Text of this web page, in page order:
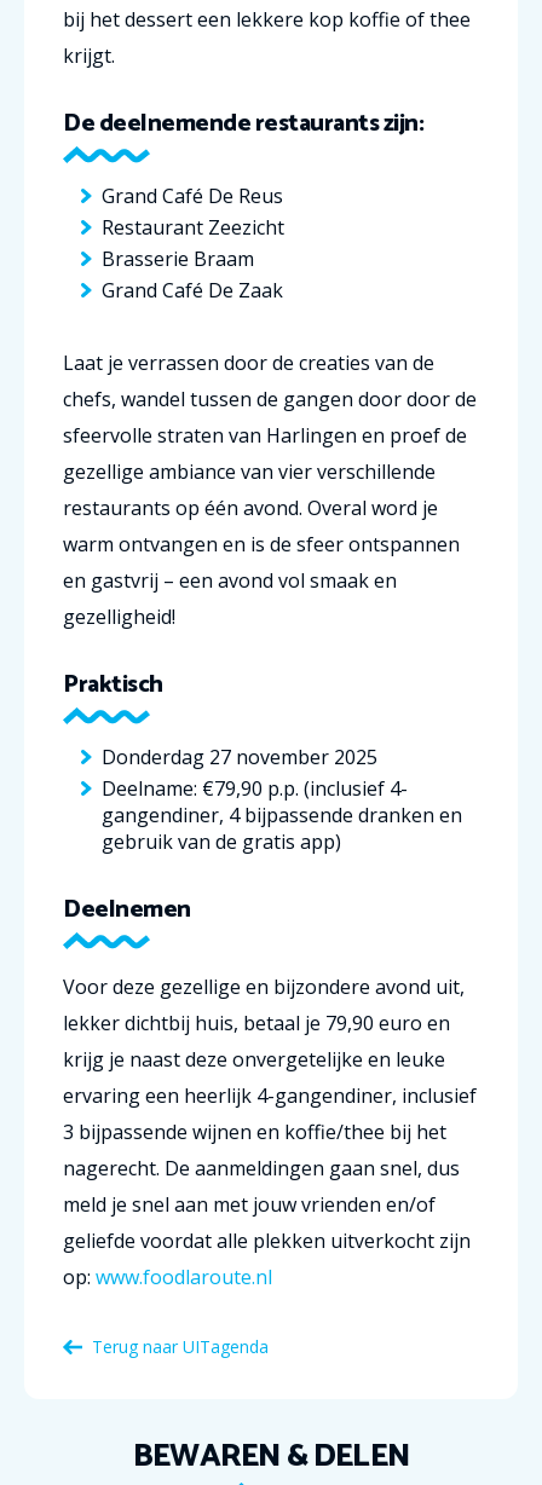
bij het dessert een lekkere kop koffie of thee
krijgt.
De deelnemende restaurants zijn:
Grand Café De Reus
Restaurant Zeezicht
Brasserie Braam
Grand Café De Zaak
Laat je verrassen door de creaties van de
chefs, wandel tussen de gangen door door de
sfeervolle straten van Harlingen en proef de
gezellige ambiance van vier verschillende
restaurants op één avond. Overal word je
warm ontvangen en is de sfeer ontspannen
en gastvrij – een avond vol smaak en
gezelligheid!
Praktisch
Donderdag 27 november 2025
Deelname: €79,90 p.p. (inclusief 4-
gangendiner, 4 bijpassende dranken en
gebruik van de gratis app)
Deelnemen
Voor deze gezellige en bijzondere avond uit,
lekker dichtbij huis, betaal je 79,90 euro en
krijg je naast deze onvergetelijke en leuke
ervaring een heerlijk 4-gangendiner, inclusief
3 bijpassende wijnen en koffie/thee bij het
nagerecht. De aanmeldingen gaan snel, dus
meld je snel aan met jouw vrienden en/of
geliefde voordat alle plekken uitverkocht zijn
op: www.foodlaroute.nl
Terug naarUITagenda
BEWAREN & DELEN